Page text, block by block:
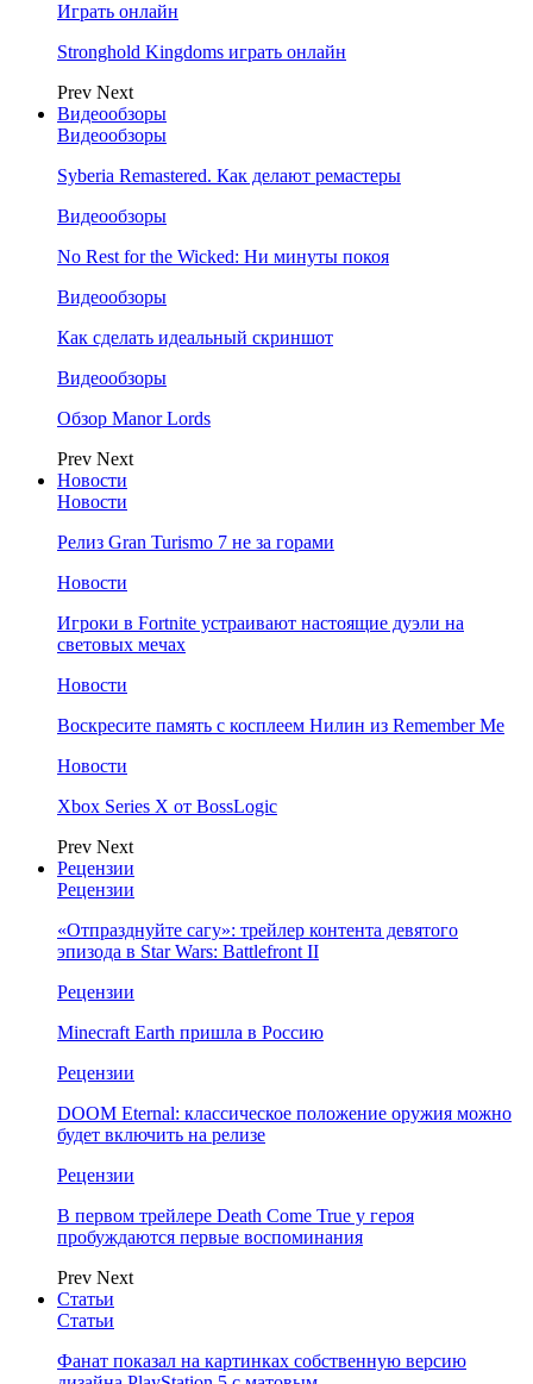
Играть онлайн
Stronghold Kingdoms играть онлайн
Prev Next
Видеообзоры
Видеообзоры
Syberia Remastered. Как делают ремастеры
Видеообзоры
No Rest for the Wicked: Ни минуты покоя
Видеообзоры
Как сделать идеальный скриншот
Видеообзоры
Обзор Manor Lords
Prev Next
Новости
Новости
Релиз Gran Turismo 7 не за горами
Новости
Игроки в Fortnite устраивают настоящие дуэли на
световых мечах
Новости
Воскресите память с косплеем Нилин из Remember Me
Новости
Xbox Series X от BossLogic
Prev Next
Рецензии
Рецензии
«Отпразднуйте сагу»: трейлер контента девятого
эпизода в Star Wars: Battlefront II
Рецензии
Minecraft Earth пришла в Россию
Рецензии
DOOM Eternal: классическое положение оружия можно
будет включить на релизе
Рецензии
В первом трейлере Death Come True у героя
пробуждаются первые воспоминания
Prev Next
Статьи
Статьи
Фанат показал на картинках собственную версию